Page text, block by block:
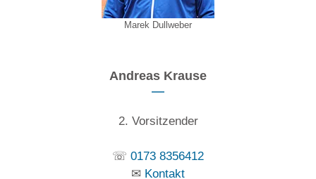
Marek Dullweber
Andreas Krause
2. Vorsitzender
☏ 0173 8356412
✉ Kontakt